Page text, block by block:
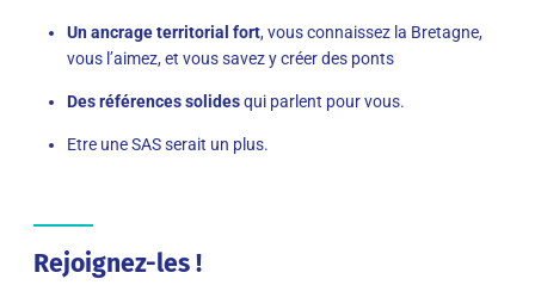
Un ancrage territorial fort, vous connaissez la Bretagne,
vous l’aimez, et vous savez y créer des ponts
Des références solidesqui parlent pour vous.
Etre une SAS serait un plus.
Rejoignez-les !